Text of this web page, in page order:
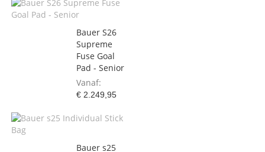
Bauer S26
Supreme
Fuse Goal
Pad - Senior
Vanaf
€ 2.249,95
Bauer s25